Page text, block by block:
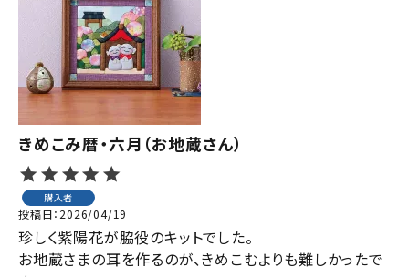
きめこみ暦・六月（お地蔵さん）
購入者
投稿日 2026/04/19
珍しく紫陽花が脇役のキットでした。
お地蔵さまの耳を作るのが、きめこむよりも難しかったで